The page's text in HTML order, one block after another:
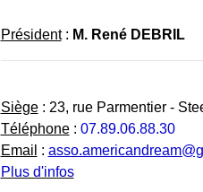
Président: M. René DEBRIL
Siège: 23, rue Parmentier -
Téléphone: 07.89.06.88.30
Email :
Plus d'infos